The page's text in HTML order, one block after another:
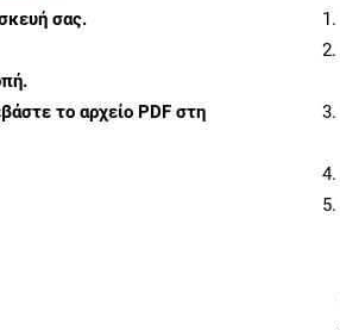
σας.
το αρχείο PDF στη